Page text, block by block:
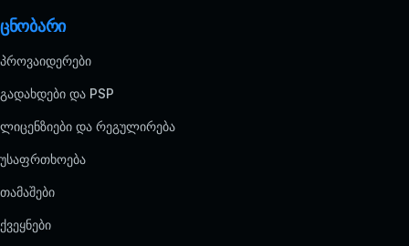
ცნობარი
პროვაიდერები
გადახდები და PSP
ლიცენზიები და რეგულირება
უსაფრთხოება
თამაშები
ქვეყნები